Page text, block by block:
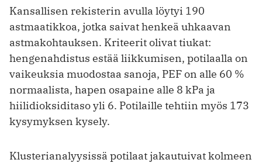
Kansallisen rekisterin avulla löytyi 190
astmaatikkoa, jotka saivat henkeä uhkaavan
astmakohtauksen. Kriteerit olivat tiukat:
hengenahdistus estää liikkumisen, potilaalla on
vaikeuksia muodostaa sanoja, PEF on alle 60 %
normaalista, hapen osapaine alle 8 kPa ja
hiilidioksiditaso yli 6. Potilaille tehtiin myös 173
kysymyksen kysely.
Klusterianalyysissä potilaat jakautuivat kolmeen